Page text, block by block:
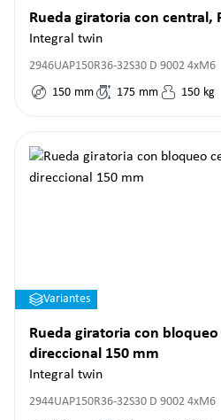
Rueda giratoria con central,
Integral twin
2946UAP150R36-32S30 D 9002 4xM6
150 mm 175 mm 150 kg
Variantes
Rueda giratoria con
direccional 150 mm
Integral twin
2944UAP150R36-32S30 D 9002 4xM6